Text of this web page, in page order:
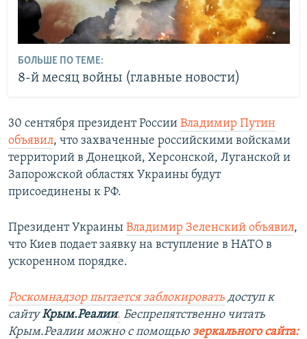
БОЛЬШЕ ПО ТЕМЕ:
8-й месяц войны (главные новости)
30 сентября президент России Владимир Путин
объявил, что захваченные российскими войсками
территорий в Донецкой, Херсонской, Луганской и
Запорожской областях Украины будут
присоединены к РФ.
Президент Украины Владимир Зеленский объявил,
что Киев подает заявку на вступление в НАТО в
ускоренном порядке.
Роскомнадзор пытается заблокировать доступ к
сайтуКрым.Реалии. Беспрепятственно читать
Крым.Реалии можно с помощью зеркального сайта: